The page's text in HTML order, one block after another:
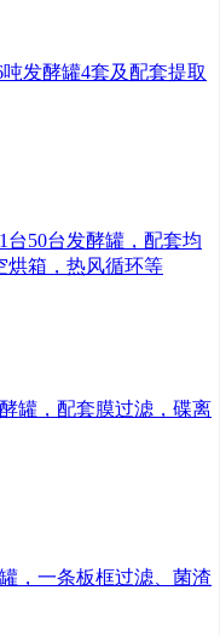
发酵罐4套及配套提取
台50台发酵罐，配套均
烘箱，热风循环等
罐，配套膜过滤，碟离
，一条板框过滤、菌渣